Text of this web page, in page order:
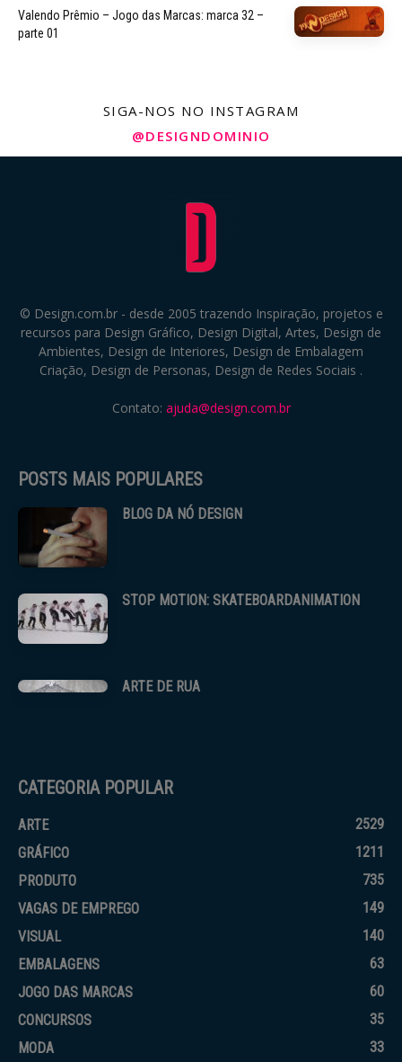
Valendo Prêmio – Jogo das Marcas: marca 32 –
parte 01
SIGA-NOS NO INSTAGRAM
@DESIGNDOMINIO
© Design.com.br - desde 2005 trazendo Inspiração, projetos e
recursos para Design Gráfico, Design Digital, Artes, Design de
Ambientes, Design de Interiores, Design de Embalagem
Criação, Design de Personas, Design de Redes Sociais .
Contato: ajuda@design.com.br
POSTS MAIS POPULARES
BLOG DA NÓ DESIGN
STOP MOTION: SKATEBOARDANIMATION
ARTE DE RUA
CATEGORIA POPULAR
ARTE
2529
GRÁFICO
1211
PRODUTO
735
VAGAS DE EMPREGO
149
VISUAL
140
EMBALAGENS
63
JOGO DAS MARCAS
60
CONCURSOS
35
MODA
33